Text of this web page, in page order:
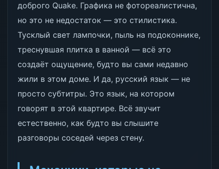
доброго Quake. Графика не фотореалистична,
но это не недостаток — это стилистика.
Тусклый свет лампочки, пыль на подоконнике,
треснувшая плитка в ванной — всё это
создаёт ощущение, будто вы сами недавно
жили в этом доме. И да, русский язык — не
просто субтитры. Это язык, на котором
говорят в этой квартире. Всё звучит
естественно, как будто вы слышите
разговоры соседей через стену.